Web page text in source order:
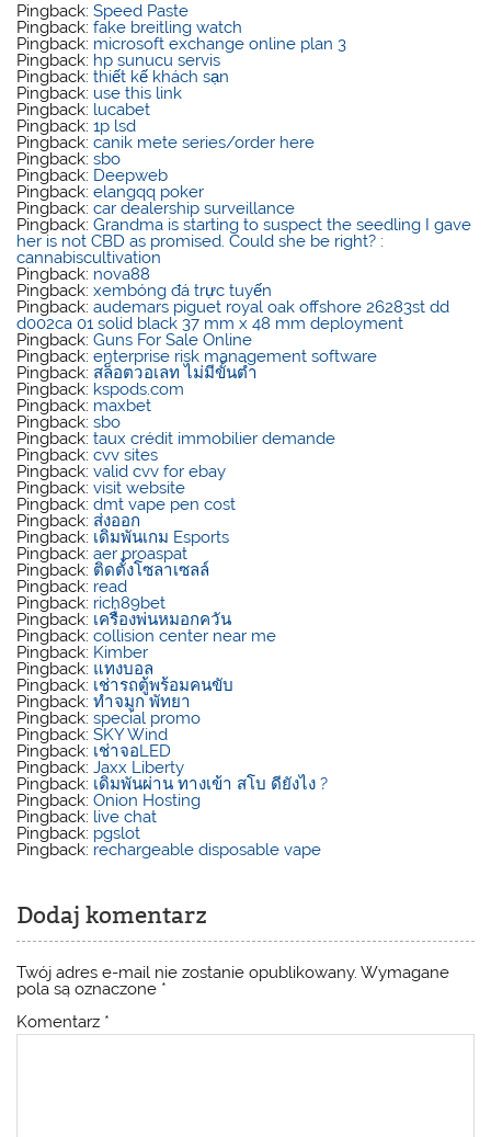
Pingback:Speed Paste
Pingback:fake breitling watch
Pingback: microsoft exchange online plan 3
Pingback: hp sunucu servis
Pingback:thiết kế khách sạn
Pingback: use this link
Pingback: lucabet
Pingback:1p lsd
Pingback:canik mete series/order here
Pingback:sbo
Pingback: Deepweb
Pingback:elangqq poker
Pingback:car dealership surveillance
Pingback:Grandma is starting to suspect the seedling I gave
her is not CBD as promised. Could she be right? :
cannabiscultivation
Pingback: nova88
Pingback:xembóng đá trực tuyến
Pingback:audemars piguet royal oak offshore 26283st dd
d002ca 01 solid black 37 mm x 48 mm deployment
Pingback:Guns For Sale Online
Pingback:enterprise risk management software
Pingback: สล็อตวอเลท ไม่มีขั้นต่ำ
Pingback: kspods.com
Pingback: maxbet
Pingback:sbo
Pingback:taux crédit immobilier demande
Pingback:cvv sites
Pingback:valid cvv for ebay
Pingback:visit website
Pingback:dmt vape pen cost
Pingback: ส่งออก
Pingback: เดิมพันเกม Esports
Pingback:aer proaspat
Pingback: ติดตั้งโซลาเซลล์
Pingback: read
Pingback: rich89bet
Pingback: เครื่องพ่นหมอกควัน
Pingback:collision center near me
Pingback: Kimber
Pingback: แทงบอล
Pingback: เช่ารถตู้พร้อมคนขับ
Pingback:ทำจมูก พัทยา
Pingback:special promo
Pingback:SKY Wind
Pingback: เช่าจอLED
Pingback:Jaxx Liberty
Pingback: เดิมพันผ่าน ทางเข้า สโบ ดียังไง ?
Pingback:Onion Hosting
Pingback: live chat
Pingback: pgslot
Pingback: rechargeable disposable vape
Dodaj komentarz
Twój adres e-mail nie zostanie opublikowany. Wymagane
pola są oznaczone *
Komentarz *